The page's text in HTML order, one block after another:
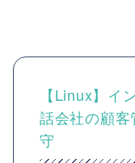
【Linux】イ
話会社の顧
守